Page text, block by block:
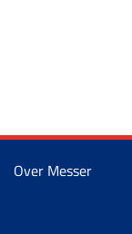
Over Messer